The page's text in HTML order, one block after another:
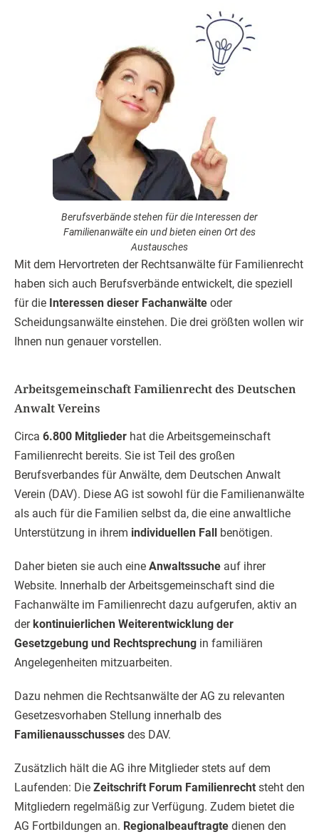
Berufsverbände stehen für die Interessen der
Familienanwälte ein und bieten einen Ort des
Austausches
Mit dem Hervortreten der Rechtsanwälte für Familienrecht
haben sich auch Berufsverbände entwickelt, die speziell
für die Interessen dieser Fachanwälte oder
Scheidungsanwälte einstehen. Die drei größten wollen wir
Ihnen nun genauer vorstellen.
Arbeitsgemeinschaft Familienrecht des Deutschen
Anwalt Vereins
Circa 6.800 Mitglieder hat die Arbeitsgemeinschaft
Familienrecht bereits. Sie ist Teil des großen
Berufsverbandes für Anwälte, dem Deutschen Anwalt
Verein (DAV). Diese AG ist sowohl für die Familienanwälte
als auch für die Familien selbst da, die eine anwaltliche
Unterstützung in ihrem individuellen Fall benötigen.
Daher bieten sie auch eine Anwaltssuche auf ihrer
Website. Innerhalb der Arbeitsgemeinschaft sind die
Fachanwälte im Familienrecht dazu aufgerufen, aktiv an
derkontinuierlichen Weiterentwicklung der
Gesetzgebung und Rechtsprechung in familiären
Angelegenheiten mitzuarbeiten.
Dazu nehmen die Rechtsanwälte der AG zu relevanten
Gesetzesvorhaben Stellung innerhalb des
Familienausschusses des DAV.
Zusätzlich hält die AG ihre Mitglieder stets auf dem
Laufenden: Die Zeitschrift Forum Familienrecht steht den
Mitgliedern regelmäßig zur Verfügung. Zudem bietet die
AG Fortbildungen an. Regionalbeauftragte dienen den